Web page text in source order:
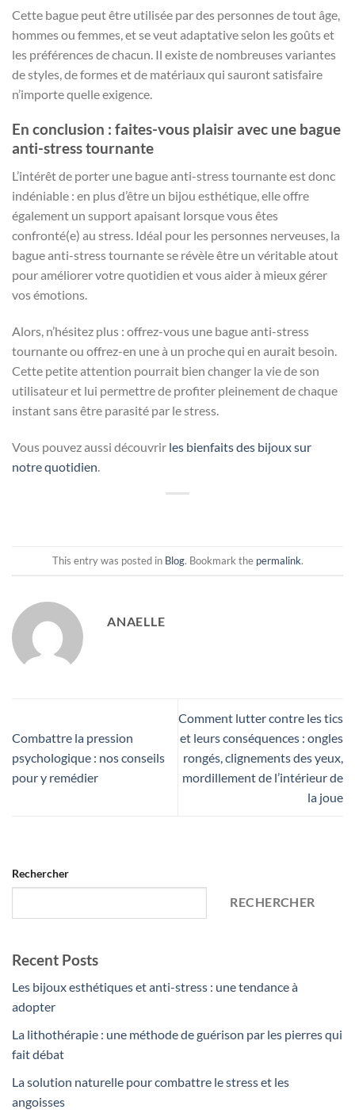
Cette bague peut être utilisée par des personnes de tout âge,
hommes ou femmes, et se veut adaptative selon les goûts et
les préférences de chacun. Il existe de nombreuses variantes
de styles, de formes et de matériaux qui sauront satisfaire
n’importe quelle exigence.
En conclusion : faites-vous plaisir avec une bague
anti-stress tournante
L’intérêt de porter une bague anti-stress tournante est donc
indéniable : en plus d’être un bijou esthétique, elle offre
également un support apaisant lorsque vous êtes
confronté(e) au stress. Idéal pour les personnes nerveuses, la
bague anti-stress tournante se révèle être un véritable atout
pour améliorer votre quotidien et vous aider à mieux gérer
vos émotions.
Alors, n’hésitez plus : offrez-vous une bague anti-stress
tournante ou offrez-en une à un proche qui en aurait besoin.
Cette petite attention pourrait bien changer la vie de son
utilisateur et lui permettre de profiter pleinement de chaque
instant sans être parasité par le stress.
Vous pouvez aussi découvrir les bienfaits des bijoux sur
notre quotidien
This entry was posted in Blog. Bookmark the permalink.
ANAELLE
Combattre la pression
psychologique : nos conseils
pour y remédier
Comment lutter contre les tics
et leurs conséquences : ongles
rongés, clignements des yeux,
mordillement de l’intérieur de
la joue
Rechercher
RECHERCHER
Recent Posts
Les bijoux esthétiques et anti-stress : une tendance à
adopter
La lithothérapie : une méthode de guérison par les pierres qui
fait débat
La solution naturelle pour combattre le stress et les
angoisses